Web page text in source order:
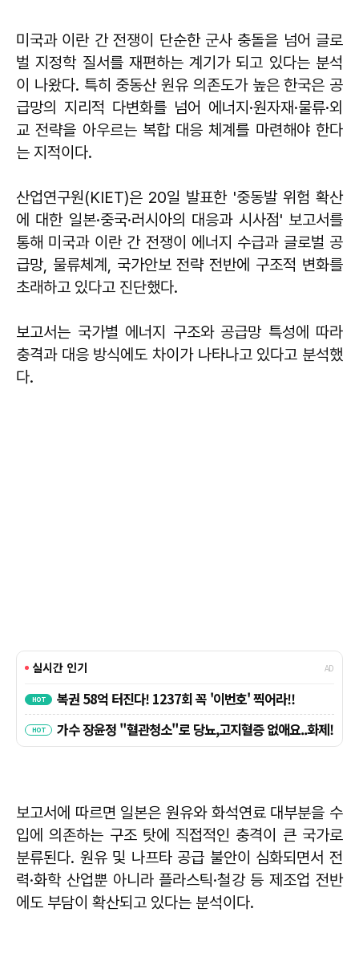
미국과 이란 간 전쟁이 단순한 군사 충돌을 넘어 글로
벌 지정학 질서를 재편하는 계기가 되고 있다는 분석
이 나왔다. 특히 중동산 원유 의존도가 높은 한국은 공
급망의 지리적 다변화를 넘어 에너지·원자재·물류·외
교 전략을 아우르는 복합 대응 체계를 마련해야 한다
는 지적이다.
산업연구원(KIET)은 20일 발표한 '중동발 위험 확산
에 대한 일본·중국·러시아의 대응과 시사점' 보고서를
통해 미국과 이란 간 전쟁이 에너지 수급과 글로벌 공
급망, 물류체계, 국가안보 전략 전반에 구조적 변화를
초래하고 있다고 진단했다.
보고서는 국가별 에너지 구조와 공급망 특성에 따라
충격과 대응 방식에도 차이가 나타나고 있다고 분석했
다.
보고서에 따르면 일본은 원유와 화석연료 대부분을 수
입에 의존하는 구조 탓에 직접적인 충격이 큰 국가로
분류된다. 원유 및 나프타 공급 불안이 심화되면서 전
력·화학 산업뿐 아니라 플라스틱·철강 등 제조업 전반
에도 부담이 확산되고 있다는 분석이다.